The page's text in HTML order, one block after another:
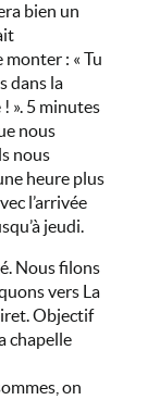
bien un
: « Tu
dans la
». 5 minutes
nous
nous
heure plus
l’arrivée
jeudi.
Nous filons
vers La
Objectif
chapelle
on